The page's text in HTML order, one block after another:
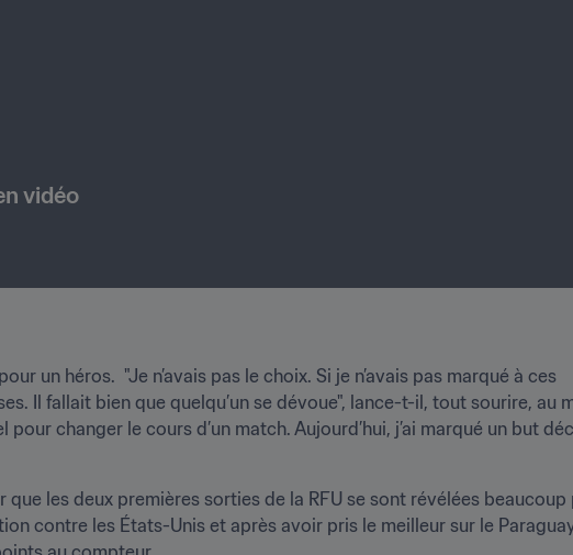
vidéo
un héros.  "Je n’avais pas le choix. Si je n’avais pas marqué à ces
Il fallait bien que quelqu’un se dévoue", lance-t-il, tout sourire, au
changer le cours d’un match. Aujourd’hui, j’ai marqué un but
les deux premières sorties de la RFU se sont révélées beaucoup
contre les États-Unis et après avoir pris le meilleur sur le